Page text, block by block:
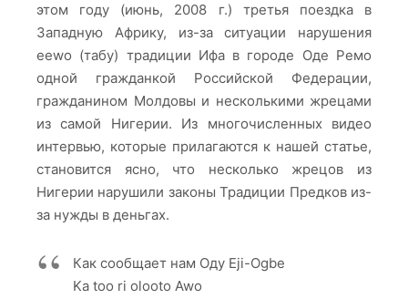
этом году (июнь, 2008 г.) третья поездка в
Западную Африку, из-за ситуации нарушения
eewo (табу) традиции Ифа в городе Оде Ремо
одной гражданкой Российской Федерации,
гражданином Молдовы и несколькими жрецами
из самой Нигерии. Из многочисленных видео
интервью, которые прилагаются к нашей статье,
становится ясно, что несколько жрецов из
Нигерии нарушили законы Традиции Предков из-
за нужды в деньгах.
Как сообщает нам Оду Eji-Ogbe
Ka too ri olooto Awo